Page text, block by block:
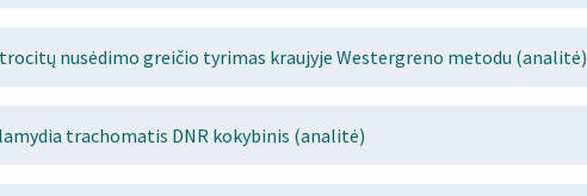
nusėdimo greičio tyrimas kraujyje Westergreno metodu (analitė)
trachomatis DNR kokybinis (analitė)